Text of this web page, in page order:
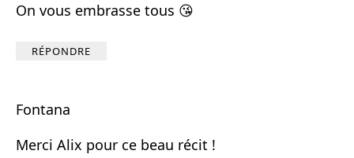
On vous embrasse tous 😘
RÉPONDRE
Fontana
Merci Alix pour ce beau récit !